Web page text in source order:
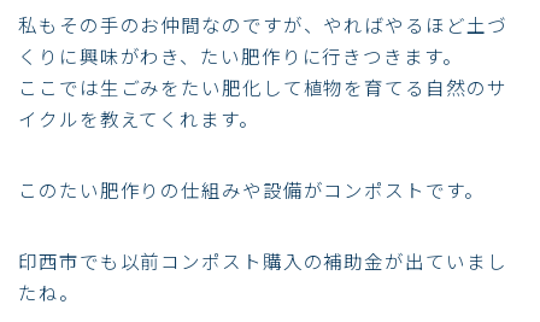
私もその手のお仲間なのですが、やればやるほど土づ
くりに興味がわき、たい肥作りに行きつきます。
ここでは生ごみをたい肥化して植物を育てる自然のサ
イクルを教えてくれます。
このたい肥作りの仕組みや設備がコンポストです。
印西市でも以前コンポスト購入の補助金が出ていまし
たね。